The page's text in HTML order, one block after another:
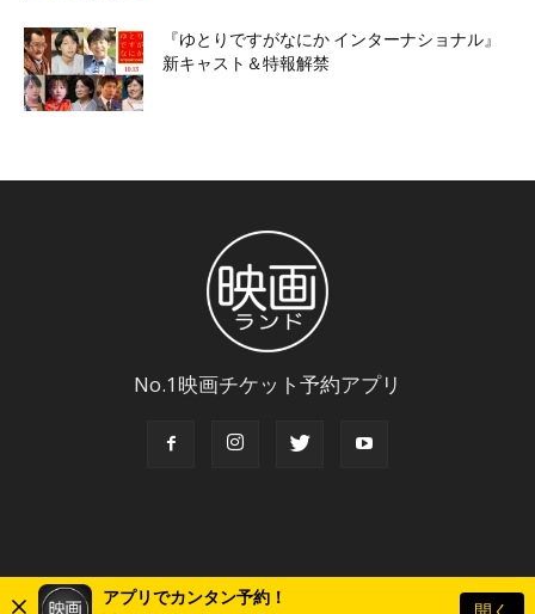
アプリでカンタン予約！
『ゆとりですがなにか インターナショナル』
新キャスト＆特報解禁
No.1映画チケット予約アプリ